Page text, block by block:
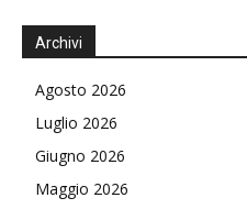
Archivi
Agosto 2026
Luglio 2026
Giugno 2026
Maggio 2026